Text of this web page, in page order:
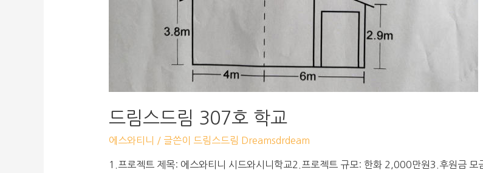
드림스드림 307호 학교
에스와티니 / 글쓴이 드림스드림 Dreamsdrdeam
1.프로젝트 제목: 에스와티니 시드와시니학교2.프로젝트 규모: 한화 2,000만원3.후원금